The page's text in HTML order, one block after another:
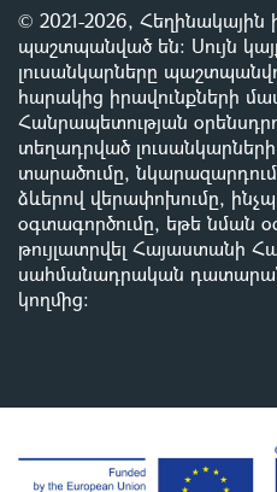
© 2021-2026, Հեղինակային
պաշտպանված են: Սույն
լուսանկարները
հարակից իրավունքների
Հանրապետության
տեղադրված
տարածումը,
ձևերով վերափոխումը,
օգտագործումը, եթե նման
թույլատրվել Հայաստանի
սահմանադրական
կողմից: